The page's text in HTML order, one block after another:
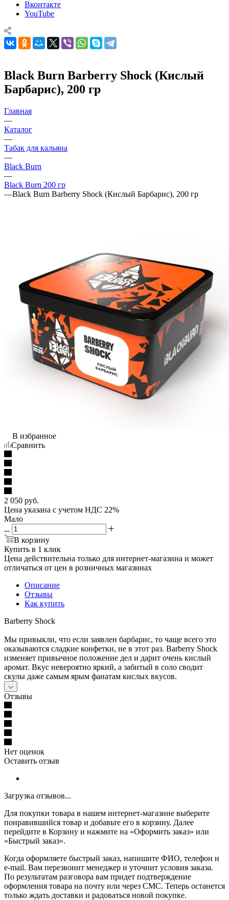
Вконтакте
YouTube
Black Burn Barberry Shock (Кислый
Барбарис), 200 гр
Главная
—
Каталог
—
Табак для кальяна
—
Black Burn
—
Black Burn 200 гр
—Black Burn Barberry Shock (Кислый Барбарис), 200 гр
В избранное
Сравнить
2 050 руб.
Цена указана с учетом НДС 22%
Мало
В корзину
Купить в 1 клик
Цена действительна только для интернет-магазина и может
отличаться от цен в розничных магазинах
Описание
Отзывы
Как купить
Barberry Shock
Мы привыкли, что если заявлен барбарис, то чаще всего это
оказываются сладкие конфетки, не в этот раз. Barberry Shock
изменяет привычное положение дел и дарит очень кислый
аромат. Вкус невероятно яркий, а забитый в соло сводит
скулы даже самым ярым фанатам кислых вкусов.
Отзывы
Нет оценок
Оставить отзыв
Загрузка отзывов...
Для покупки товара в нашем интернет-магазине выберите
понравившийся товар и добавьте его в корзину. Далее
перейдите в Корзину и нажмите на «Оформить заказ» или
«Быстрый заказ».
Когда оформляете быстрый заказ, напишите ФИО, телефон и
e-mail. Вам перезвонит менеджер и уточнит условия заказа.
По результатам разговора вам придет подтверждение
оформления товара на почту или через СМС. Теперь останется
только ждать доставки и радоваться новой покупке.